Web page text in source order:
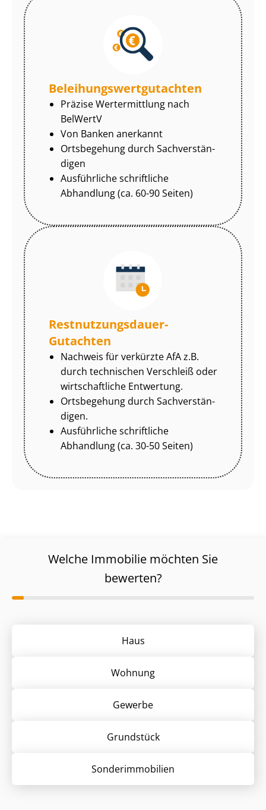
Be­lei­hungs­wert­gut­ach­ten
Präzise Wertermittlung nach
BelWertV
Von Banken anerkannt
Ortsbegehung durch Sach­ver­stän­
di­gen
Ausführliche schriftliche
Abhandlung (ca. 60-90 Seiten)
Rest­nut­zungs­dau­er-
Gutachten
Nachweis für verkürzte AfA z.B.
durch technischen Verschleiß oder
wirtschaftliche Entwertung.
Ortsbegehung durch Sach­ver­stän­
di­gen.
Ausführliche schriftliche
Abhandlung (ca. 30-50 Seiten)
Welche Immobilie möchten Sie
bewerten?
Haus
Wohnung
Gewerbe
Grund­stück
Sonder­immobilien